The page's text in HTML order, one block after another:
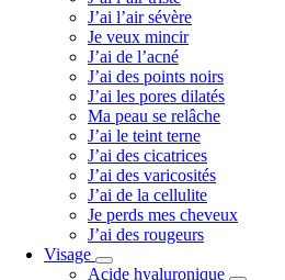
J’ai l’air sévère
Je veux mincir
J’ai de l’acné
J’ai des points noirs
J’ai les pores dilatés
Ma peau se relâche
J’ai le teint terne
J’ai des cicatrices
J’ai des varicosités
J’ai de la cellulite
Je perds mes cheveux
J’ai des rougeurs
Visage
Acide hyaluronique